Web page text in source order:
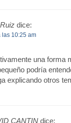
dice:
las 10:25 am
una forma
podría
explicando otros
CANTIN dice: